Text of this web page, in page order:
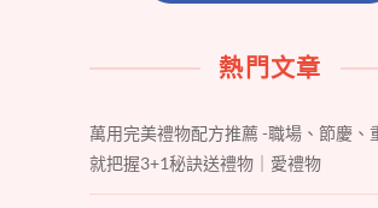
熱門文章
萬用完美禮物配方推薦 -職場、節慶、
就把握3+1秘訣送禮物｜愛禮物